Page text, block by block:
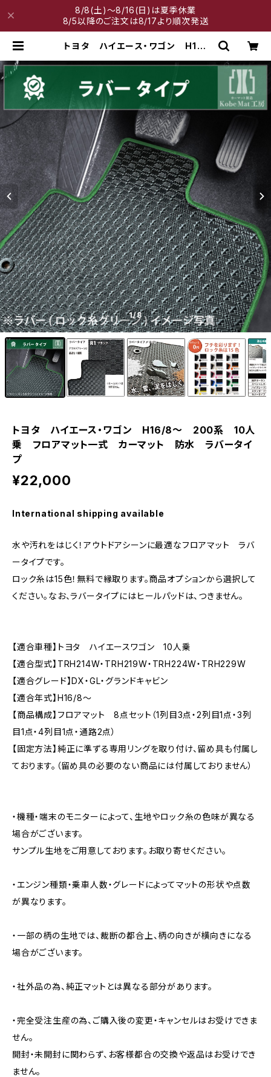
8/8(土)～8/16(日)は夏季休業
8/5以降のご注文は8/17より順次発送
トヨタ ハイエース・ワゴン H16/
ト一式 カーマット 防水 ラバータ
1/8
トヨタ ハイエース・ワゴン H16/8〜 200系 10人
乗 フロアマット一式 カーマット 防水 ラバータイ
プ
¥22,000
International shipping available
水や汚れをはじく！アウトドアシーンに最適なフロアマット ラバ
ータイプです。
ロック糸は15色！無料で縁取ります。商品オプションから選択して
ください。なお、ラバータイプにはヒールパッドは、つきません。
【適合車種】トヨタ ハイエースワゴン 10人乗
【適合型式】TRH214W・TRH219W・TRH224W・TRH229W
【適合グレード】DX・GL・グランドキャビン
【適合年式】H16/8〜
【商品構成】フロアマット 8点セット（1列目3点・2列目1点・3列
目1点・4列目1点・通路2点）
【固定方法】純正に準ずる専用リングを取り付け、留め具も付属し
ております。（留め具の必要のない商品には付属しておりません）
・機種・端末のモニターによって、生地やロック糸の色味が異なる
場合がございます。
サンプル生地をご用意しております。お取り寄せください。
・エンジン種類・乗車人数・グレードによってマットの形状や点数
が異なります。
・一部の柄の生地では、裁断の都合上、柄の向きが横向きになる
場合がございます。
・社外品の為、純正マットとは異なる部分があります。
・完全受注生産の為、ご購入後の変更・キャンセルはお受けできま
せん。
開封・未開封に関わらず、お客様都合の交換や返品はお受けでき
ません。